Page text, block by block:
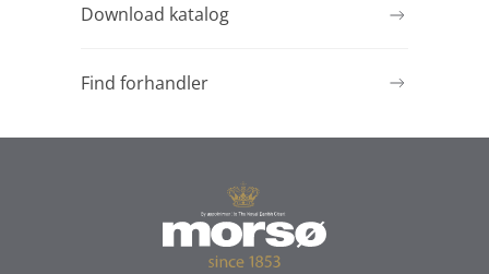
Download katalog
Find forhandler